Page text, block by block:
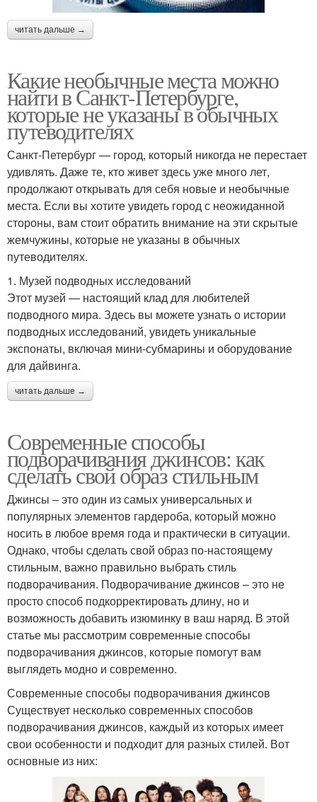
читать дальше →
Какие необычные места можно
найти в Санкт-Петербурге,
которые не указаны в обычных
путеводителях
Санкт-Петербург — город, который никогда не перестает
удивлять. Даже те, кто живет здесь уже много лет,
продолжают открывать для себя новые и необычные
места. Если вы хотите увидеть город с неожиданной
стороны, вам стоит обратить внимание на эти скрытые
жемчужины, которые не указаны в обычных
путеводителях.
1. Музей подводных исследований
Этот музей — настоящий клад для любителей
подводного мира. Здесь вы можете узнать о истории
подводных исследований, увидеть уникальные
экспонаты, включая мини-субмарины и оборудование
для дайвинга.
читать дальше →
Современные способы
подворачивания джинсов: как
сделать свой образ стильным
Джинсы – это один из самых универсальных и
популярных элементов гардероба, который можно
носить в любое время года и практически в ситуации.
Однако, чтобы сделать свой образ по-настоящему
стильным, важно правильно выбрать стиль
подворачивания. Подворачивание джинсов – это не
просто способ подкорректировать длину, но и
возможность добавить изюминку в ваш наряд. В этой
статье мы рассмотрим современные способы
подворачивания джинсов, которые помогут вам
выглядеть модно и современно.
Современные способы подворачивания джинсов
Существует несколько современных способов
подворачивания джинсов, каждый из которых имеет
свои особенности и подходит для разных стилей. Вот
основные из них: